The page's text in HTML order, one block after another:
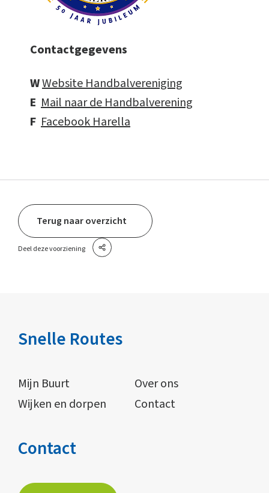
Contactgegevens
WWebsite Handbalvereniging
E Mail naar de Handbalverening
F Facebook Harella
Terug naar overzicht
Deel deze voorziening
Snelle Routes
Mijn Buurt
Over ons
Wijken en dorpen
Contact
Contact